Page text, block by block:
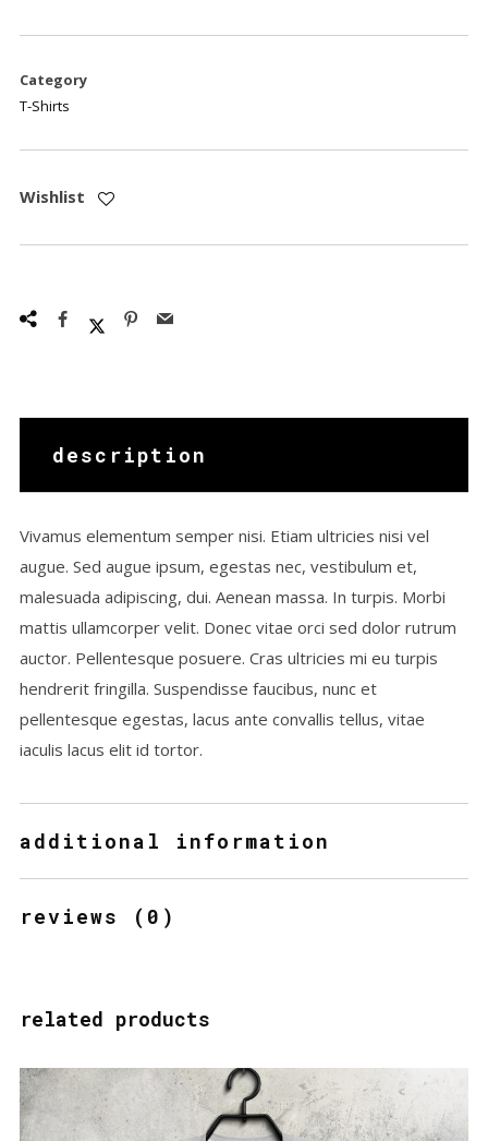
Category
T-Shirts
Wishlist
description
Vivamus elementum semper nisi. Etiam ultricies nisi vel
augue. Sed augue ipsum, egestas nec, vestibulum et,
malesuada adipiscing, dui. Aenean massa. In turpis. Morbi
mattis ullamcorper velit. Donec vitae orci sed dolor rutrum
auctor. Pellentesque posuere. Cras ultricies mi eu turpis
hendrerit fringilla. Suspendisse faucibus, nunc et
pellentesque egestas, lacus ante convallis tellus, vitae
iaculis lacus elit id tortor.
additional information
reviews (0)
related products